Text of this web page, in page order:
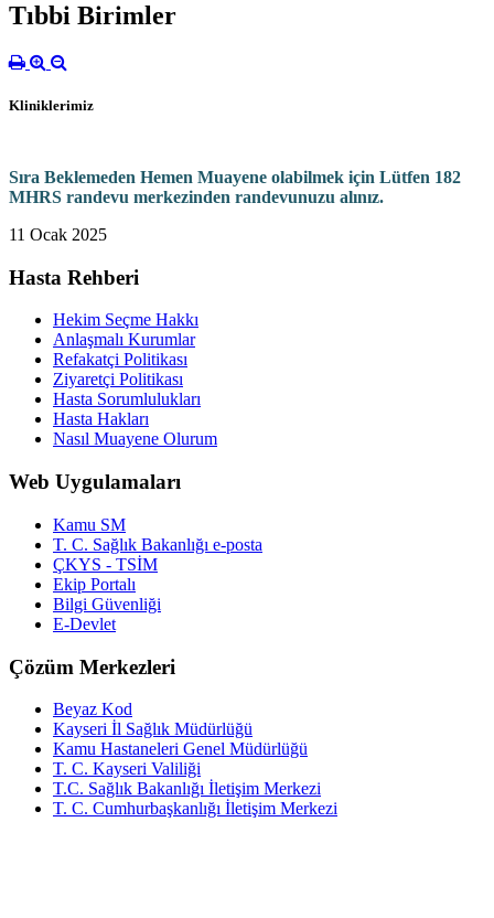
Tıbbi Birimler
Kliniklerimiz
Sıra Beklemeden Hemen Muayene olabilmek için Lütfen 182
MHRS randevu merkezinden randevunuzu alınız.
11 Ocak 2025
Hasta Rehberi
Hekim Seçme Hakkı
Anlaşmalı Kurumlar
Refakatçi Politikası
Ziyaretçi Politikası
Hasta Sorumlulukları
Hasta Hakları
Nasıl Muayene Olurum
Web Uygulamaları
Kamu SM
T. C. Sağlık Bakanlığı e-posta
ÇKYS - TSİM
Ekip Portalı
Bilgi Güvenliği
E-Devlet
Çözüm Merkezleri
Beyaz Kod
Kayseri İl Sağlık Müdürlüğü
Kamu Hastaneleri Genel Müdürlüğü
T. C. Kayseri Valiliği
T.C. Sağlık Bakanlığı İletişim Merkezi
T. C. Cumhurbaşkanlığı İletişim Merkezi